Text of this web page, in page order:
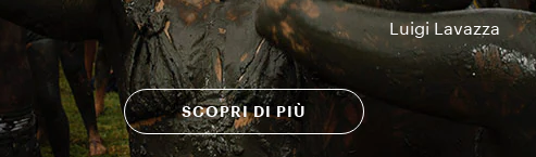
Luigi Lavazza
SCOPRI DI PIÙ